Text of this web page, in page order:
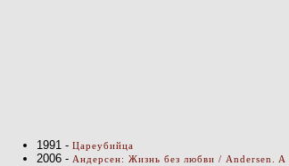
1991 - Цареубийца
2006 - Андерсен: Жизнь без любви / Andersen.